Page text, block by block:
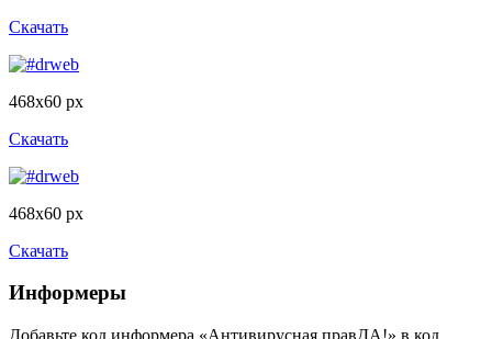
Скачать
468x60 px
Скачать
468x60 px
Скачать
Информеры
Добавьте код информера «Антивирусная правДА!» в код